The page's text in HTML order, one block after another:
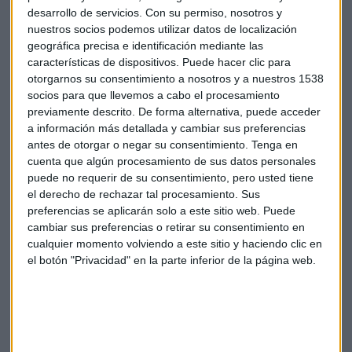
desarrollo de servicios. Con su permiso, nosotros y
nuestros socios podemos utilizar datos de localización
geográfica precisa e identificación mediante las
características de dispositivos. Puede hacer clic para
otorgarnos su consentimiento a nosotros y a nuestros 1538
socios para que llevemos a cabo el procesamiento
previamente descrito. De forma alternativa, puede acceder
a información más detallada y cambiar sus preferencias
antes de otorgar o negar su consentimiento. Tenga en
cuenta que algún procesamiento de sus datos personales
puede no requerir de su consentimiento, pero usted tiene
el derecho de rechazar tal procesamiento. Sus
preferencias se aplicarán solo a este sitio web. Puede
cambiar sus preferencias o retirar su consentimiento en
cualquier momento volviendo a este sitio y haciendo clic en
el botón "Privacidad" en la parte inferior de la página web.
El candidato defiendeno pagar iguales salarios a
hombres y mujeres, porque “si ponen mujeres porque sí,
van a tener que contratar negros también”. Pero sus
ataques en este sentido van más allá y ya es famosa su
contestación a la diputada de izquierda Maria do Rosario:
“No te violaría, porque no te lo mereces”. También son
habituales sus comentarioscontra el colectivo LGTBI
una entrevista en 2010, Bolsonaro aseguró que “al hijo que
empieza a verse así, un poco gay, hay que darle una buena
tunda para cambiar su comportamiento”.
Comentarios que enardecen el ambiente de tensión,
crispación y violencia ya de por si habitual en las calles de